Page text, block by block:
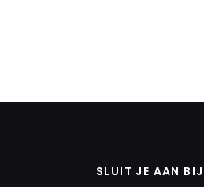
SLUIT JE AAN BIJ